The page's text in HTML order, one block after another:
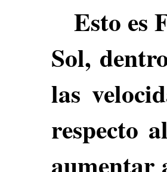
Esto es
Sol,
las
respecto